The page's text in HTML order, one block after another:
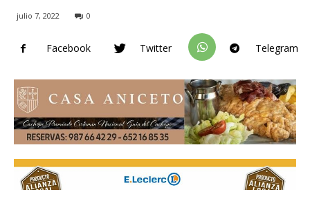
julio 7, 2022 0
Facebook Twitter Telegram